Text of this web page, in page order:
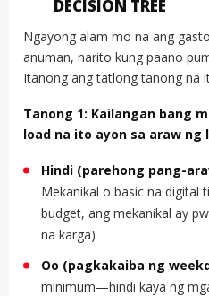
DECISION TREE
Ngayong alam mo na ang
anuman, narito kung paano
Itanong ang tatlong tanong na
Tanong 1: Kailangan bang
load na ito ayon sa araw ng
Hindi (parehong pang-
Mekanikal o basic na digital
budget, ang mekanikal ay
na karga)
Oo (pagkakaiba ng
minimum—hindi kaya ng